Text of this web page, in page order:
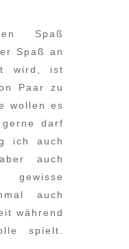
Spaß
Spaß an
wird, ist
Paar zu
wollen es
darf
ich auch
auch
auch
während
spielt.